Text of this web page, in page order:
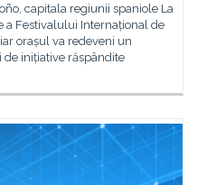
capitala regiunii spaniole La
a Festivalului Internațional de
orașul va redeveni un
de inițiative răspândite